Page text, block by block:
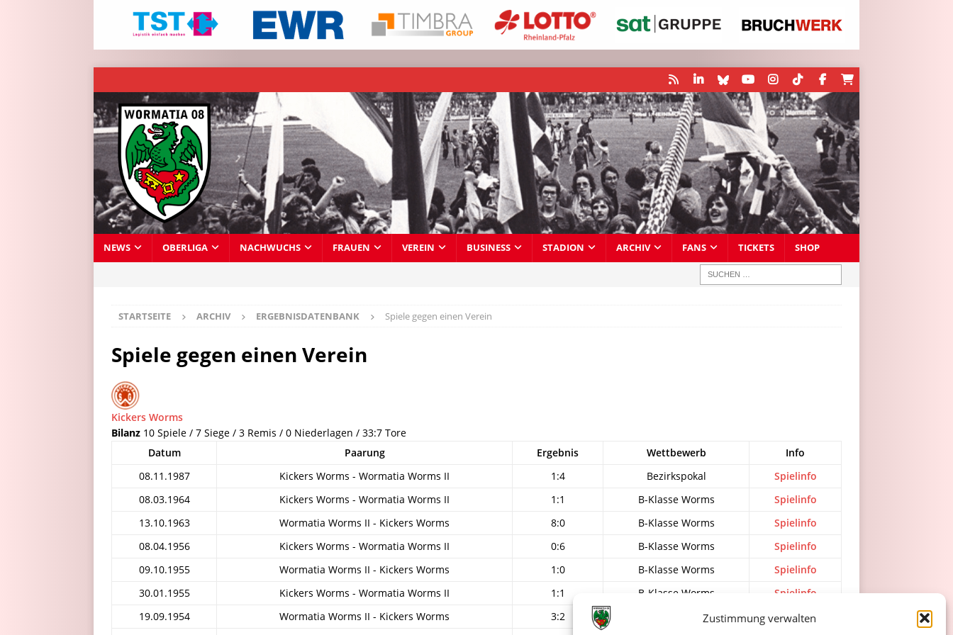
Zustimmung verwalten
NEWS OBERLIGA NACHWUCHS FRAUEN VEREIN BUSINESS STADION ARCHIV FANS TICKETS SHOP
STARTSEITE ARCHIV ERGEBNISDATENBANK Spiele gegen einen Verein
Spiele gegen einen Verein
Kickers Worms
Bilanz 10 Spiele / 7 Siege / 3 Remis / 0 Niederlagen / 33:7 Tore
Datum
Paarung Ergebnis Wettbewerb
Info
08.11.1987
Kickers Worms - Wormatia Worms II 1:4 Bezirkspokal
Spielinfo
08.03.1964
Kickers Worms - Wormatia Worms II 1:1 B-Klasse Worms
Spielinfo
13.10.1963
Wormatia Worms II - Kickers Worms 8:0 B-Klasse Worms
Spielinfo
08.04.1956
Kickers Worms - Wormatia Worms II 0:6 B-Klasse Worms
Spielinfo
09.10.1955
Wormatia Worms II - Kickers Worms 1:0 B-Klasse Worms
Spielinfo
30.01.1955
Kickers Worms - Wormatia Worms II 1:1 B-Klasse Worms
Spielinfo
19.09.1954
Wormatia Worms II - Kickers Worms 3:2 B-Klasse Worms
Spielinfo